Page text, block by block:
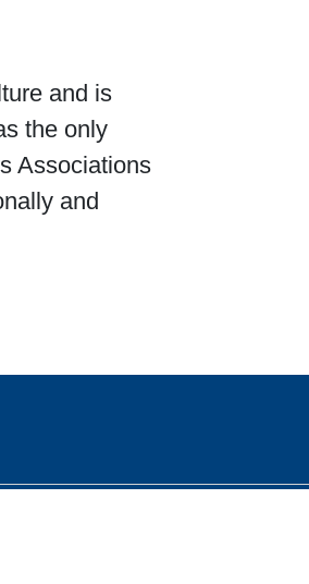
and is
the only
Associations
and